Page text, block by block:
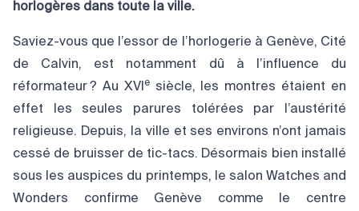
horlogères dans toute la ville.
Saviez-vous que l’essor de l’horlogerie à Genève, Cité
de Calvin, est notamment dû à l’influence du
réformateur ? Au XVI esiècle, les montres étaient en
effet les seules parures tolérées par l’austérité
religieuse. Depuis, la ville et ses environs n’ont jamais
cessé de bruisser de tic-tacs. Désormais bien installé
sous les auspices du printemps, le salon Watches and
Wonders confirme Genève comme le centre